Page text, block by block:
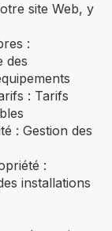
site Web, y
:
des
: Tarifs
: Gestion des
:
installations